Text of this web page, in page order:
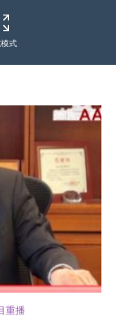
式
重播